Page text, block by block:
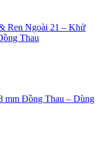
Ren Ngoài 21 – Khử
Thau
mm Đồng Thau – Dùng